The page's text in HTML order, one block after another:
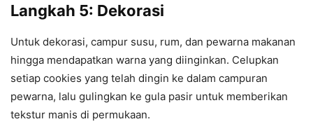
Langkah 5: Dekorasi
Untuk dekorasi, campur susu, rum, dan pewarna makanan
hingga mendapatkan warna yang diinginkan. Celupkan
setiap cookies yang telah dingin ke dalam campuran
pewarna, lalu gulingkan ke gula pasir untuk memberikan
tekstur manis di permukaan.